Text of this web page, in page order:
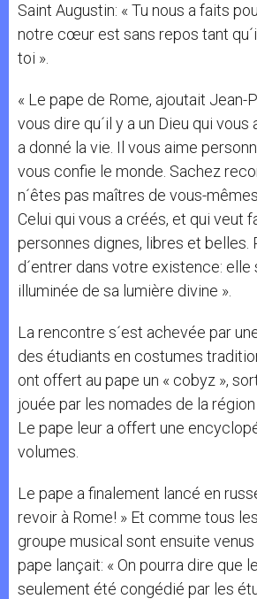
Saint Augustin: « Tu nous a faits
notre cœur est sans repos tant
toi ».
« Le pape de Rome, ajoutait Jean-
vous dire qu´il y a un Dieu qui
a donné la vie. Il vous aime
vous confie le monde. Sachez
n´êtes pas maîtres de vous-
Celui qui vous a créés, et qui veut
personnes dignes, libres et belles.
d´entrer dans votre existence: elle
illuminée de sa lumière divine ».
La rencontre s´est achevée par
des étudiants en costumes
ont offert au pape un « cobyz »,
jouée par les nomades de la
Le pape leur a offert une
volumes.
Le pape a finalement lancé en
revoir à Rome! » Et comme tous
groupe musical sont ensuite venus
pape lançait: « On pourra dire que
seulement été congédié par les